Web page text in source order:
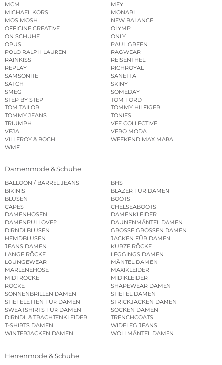
MCM
MEY
MICHAEL KORS
MONARI
MOS MOSH
NEW BALANCE
OFFICINE CREATIVE
OLYMP
ON SCHUHE
ONLY
OPUS
PAUL GREEN
POLO RALPH LAUREN
RAGWEAR
RAINKISS
REISENTHEL
REPLAY
RICHROYAL
SAMSONITE
SANETTA
SATCH
SKINY
SMEG
SOMEDAY
STEP BY STEP
TOM FORD
TOM TAILOR
TOMMY HILFIGER
TOMMY JEANS
TONIES
TRIUMPH
VEE COLLECTIVE
VEJA
VERO MODA
VILLEROY & BOCH
WEEKEND MAX MARA
WMF
Damenmode & Schuhe
BALLOON / BARREL JEANS
BHS
BIKINIS
BLAZER FÜR DAMEN
BLUSEN
BOOTS
CAPES
CHELSEABOOTS
DAMENHOSEN
DAMENKLEIDER
DAMENPULLOVER
DAUNENMÄNTEL DAMEN
DIRNDLBLUSEN
GROSSE GRÖSSEN DAMEN
HEMDBLUSEN
JACKEN FÜR DAMEN
JEANS DAMEN
KURZE RÖCKE
LANGE RÖCKE
LEGGINGS DAMEN
LOUNGEWEAR
MÄNTEL DAMEN
MARLENEHOSE
MAXIKLEIDER
MIDI RÖCKE
MIDIKLEIDER
RÖCKE
SHAPEWEAR DAMEN
SONNENBRILLEN DAMEN
STIEFEL DAMEN
STIEFELETTEN FÜR DAMEN
STRICKJACKEN DAMEN
SWEATSHIRTS FÜR DAMEN
SOCKEN DAMEN
DIRNDL & TRACHTENKLEIDER
TRENCHCOATS
T-SHIRTS DAMEN
WIDELEG JEANS
WINTERJACKEN DAMEN
WOLLMÄNTEL DAMEN
Herrenmode & Schuhe